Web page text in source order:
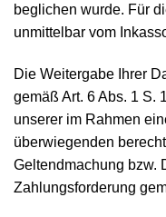
beglichen wurde. Für
unmittelbar vom
Die Weitergabe Ihrer
gemäß Art. 6 Abs. 1 S.
unserer im Rahmen
überwiegenden
Geltendmachung bzw.
Zahlungsforderung